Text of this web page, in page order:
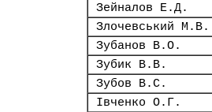
Зейналов Е.Д.
Злочевський М.В.
Зубанов В.О.
Зубик В.В.
Зубов В.С.
Івченко О.Г.